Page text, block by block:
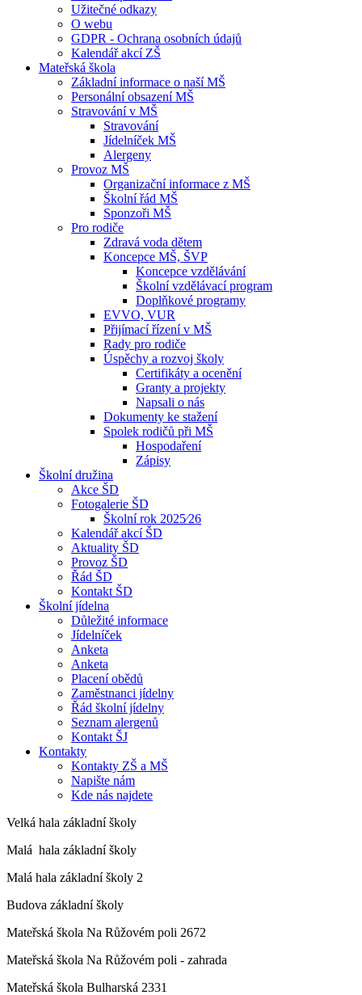
Užitečné odkazy
O webu
GDPR - Ochrana osobních údajů
Kalendář akcí ZŠ
Mateřská škola
Základní informace o naší MŠ
Personální obsazení MŠ
Stravování v MŠ
Stravování
Jídelníček MŠ
Alergeny
Provoz MŠ
Organizační informace z MŠ
Školní řád MŠ
Sponzoři MŠ
Pro rodiče
Zdravá voda dětem
Koncepce MŠ, ŠVP
Koncepce vzdělávání
Školní vzdělávací program
Doplňkové programy
EVVO, VUR
Přijímací řízení v MŠ
Rady pro rodiče
Úspěchy a rozvoj školy
Certifikáty a ocenění
Granty a projekty
Napsali o nás
Dokumenty ke stažení
Spolek rodičů při MŠ
Hospodaření
Zápisy
Školní družina
Akce ŠD
Fotogalerie ŠD
Školní rok 2025⁄26
Kalendář akcí ŠD
Aktuality ŠD
Provoz ŠD
Řád ŠD
Kontakt ŠD
Školní jídelna
Důležité informace
Jídelníček
Anketa
Anketa
Placení obědů
Zaměstnanci jídelny
Řád školní jídelny
Seznam alergenů
Kontakt ŠJ
Kontakty
Kontakty ZŠ a MŠ
Napište nám
Kde nás najdete
Velká hala základní školy
Malá hala základní školy
Malá hala základní školy 2
Budova základní školy
Mateřská škola Na Růžovém poli 2672
Mateřská škola Na Růžovém poli - zahrada
Mateřská škola Bulharská 2331